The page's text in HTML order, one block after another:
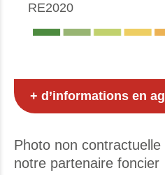
RE2020
+ d’informations en
Photo non
notre partenaire foncier